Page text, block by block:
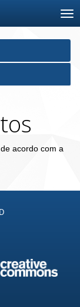
acordo com a